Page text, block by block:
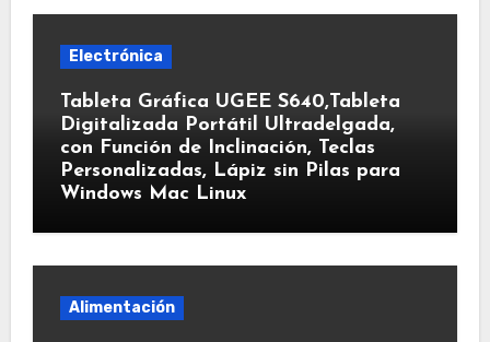
Electrónica
Tableta Gráfica UGEE S640,Tableta
Digitalizada Portátil Ultradelgada,
con Función de Inclinación, Teclas
Personalizadas, Lápiz sin Pilas para
Windows Mac Linux
Alimentación